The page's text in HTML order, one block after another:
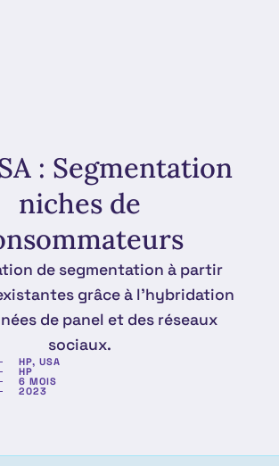
: Segmentation
niches de
de segmentation à partir
grâce à l'hybridation
de panel et des réseaux
sociaux.
HP, USA
HP
6 MOIS
2023